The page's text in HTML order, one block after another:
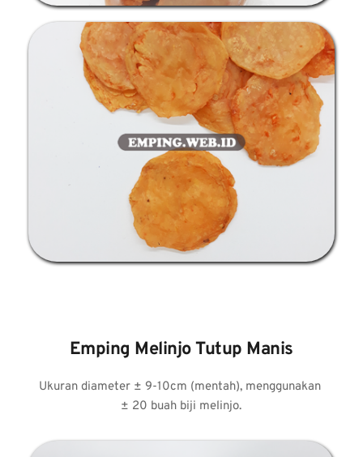
Emping Melinjo Tutup Manis
Ukuran diameter ± 9-10cm (mentah), menggunakan
± 20 buah biji melinjo.